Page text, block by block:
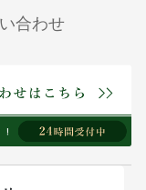
合わせ